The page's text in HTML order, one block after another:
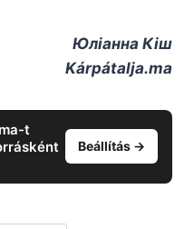
Юліанна Кіш
Kárpátalja.ma
t
Beállítás →